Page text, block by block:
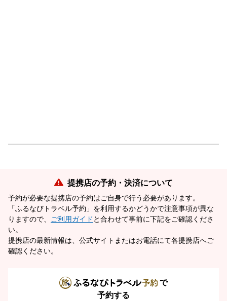
提携店の予約・決済について
予約が必要な提携店の予約はご自身で行う必要があります。
「ふるなびトラベル予約」を利用するかどうかで注意事項が異な
りますので、
ご利用ガイド と合わせて事前に下記をご確認くださ
い。
提携店の最新情報は、公式サイトまたはお電話にて各提携店へご
確認ください。
で
予約する